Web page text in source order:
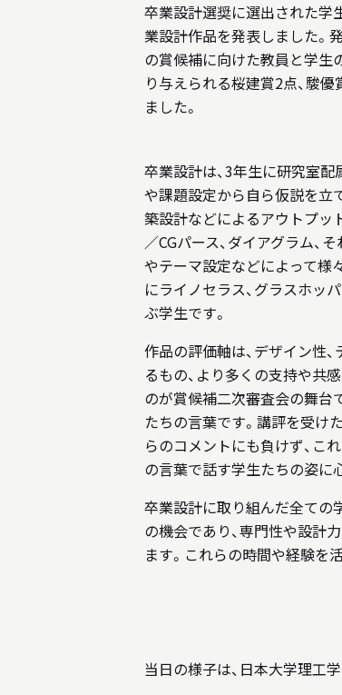
卒業設計選奨に選出された学
業設計作品を発表しました。
の賞候補に向けた教員と学生
り与えられる桜建賞2点、駿
ました。
卒業設計は、3年生に研究室配
や課題設定から自ら仮説を立
築設計などによるアウトプッ
／CGパース、ダイアグラム、
やテーマ設定などによって様
にライノセラス、グラスホッ
ぶ学生です。
作品の評価軸は、デザイン性
るもの、より多くの支持や共
のが賞候補二次審査会の舞台
たちの言葉です。講評を受け
らのコメントにも負けず、こ
の言葉で話す学生たちの姿に
卒業設計に取り組んだ全ての
の機会であり、専門性や設計
ます。これらの時間や経験を
当日の様子は、日本大学理工